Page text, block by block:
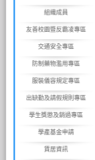
組織成員
友善校園暨反霸凌專區
交通安全專區
防制藥物濫用專區
服裝儀容規定專區
出缺勤及請假規則專區
學生獎懲及銷過專區
學產基金申請
賃居資訊